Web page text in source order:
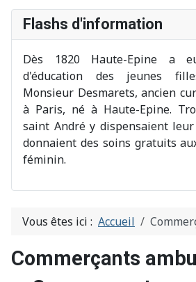
Flashs d'information
Dès 1820 Haute-Epine a
d'éducation des jeunes
Monsieur Desmarets, ancien
à Paris, né à Haute-Epine.
saint André y dispensaient
donnaient des soins gratuits
féminin.
Vous êtes ici : Accueil
Commerçants